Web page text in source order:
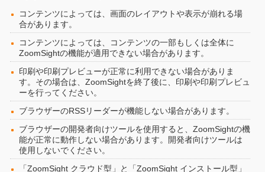
コンテンツによっては、画面のレイアウトや表示が崩れる場
合があります。
コンテンツによっては、コンテンツの一部もしくは全体に
ZoomSightの機能が適用できない場合があります。
印刷や印刷プレビューが正常に利用できない場合がありま
す。その場合は、ZoomSightを終了後に、印刷や印刷プレビュ
ーを行ってください。
ブラウザーのRSSリーダーが機能しない場合があります。
ブラウザーの開発者向けツールを使用すると、ZoomSightの機
能が正常に動作しない場合があります。開発者向けツールは
使用しないでください。
「ZoomSight クラウド型」と「ZoomSight インストール型」